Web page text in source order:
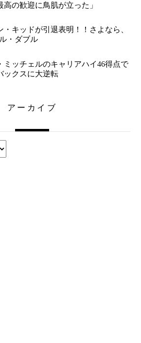
高の歓迎に鳥肌が立った」
・キッドが引退表明！！さよなら、
・ダブル
ミッチェルのキャリアハイ46得点で
ックスに大逆転
アーカイブ